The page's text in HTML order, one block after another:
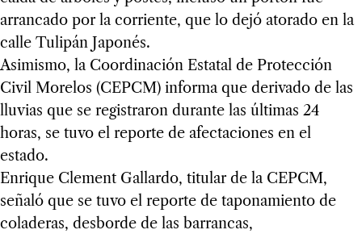
arrancado por la corriente, que lo dejó atorado en la
calle Tulipán Japonés.
Asimismo, la Coordinación Estatal de Protección
Civil Morelos (CEPCM) informa que derivado de las
lluvias que se registraron durante las últimas 24
horas, se tuvo el reporte de afectaciones en el
estado.
Enrique Clement Gallardo, titular de la CEPCM,
señaló que se tuvo el reporte de taponamiento de
coladeras, desborde de las barrancas,